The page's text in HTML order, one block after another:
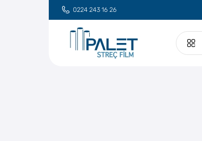
0224 243 16 26